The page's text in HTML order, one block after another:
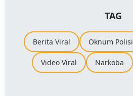
TAG
Berita Viral Oknum Polisi
Video Viral Narkoba